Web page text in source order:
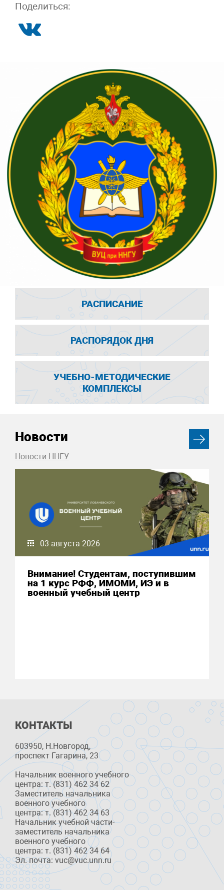
Поделиться:
РАСПИСАНИЕ
РАСПОРЯДОК ДНЯ
УЧЕБНО-МЕТОДИЧЕСКИЕ
КОМПЛЕКСЫ
Новости
Новости ННГУ
03 августа 2026
Внимание! Студентам, поступившим
на 1 курс РФФ, ИМОМИ, ИЭ и в
военный учебный центр
КОНТАКТЫ
603950, Н.Новгород,
проспект Гагарина, 23
Начальник военного учебного
центра: т. (831) 462 34 62
Заместитель начальника
военного учебного
центра: т. (831) 462 34 63
Начальник учебной части-
заместитель начальника
военного учебного
центра: т. (831) 462 34 64
Эл. почта: vuc@vuc.unn.ru